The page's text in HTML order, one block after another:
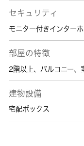
セキュリティ
モニター付きインター
部屋の特徴
2階以上、 バルコニー、
建物設備
宅配ボックス